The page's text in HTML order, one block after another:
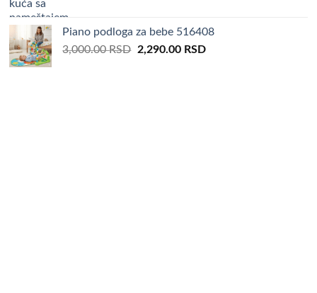
Piano podloga za bebe 516408
3,000.00RSD Original
2,290.00 RSDCurrent